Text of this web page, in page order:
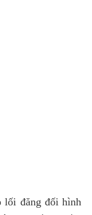
lối đăng đối hình